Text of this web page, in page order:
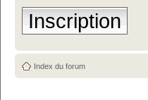
Inscription
Index du forum